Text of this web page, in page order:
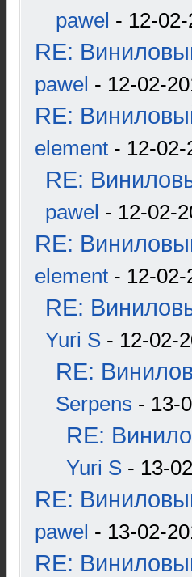
pawel - 12-
RE:
pawel - 12-02-
RE:
element - 12-02-
RE:
pawel - 12-02-
RE:
element - 12-02-
RE:
Yuri S - 12-02-
RE:
Serpens - 13-
RE:
Yuri S - 13-
RE:
pawel - 13-02-
RE: